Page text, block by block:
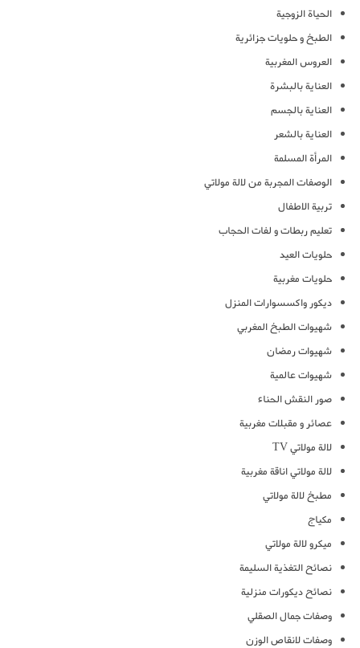
الحياة الزوجية
الطبخ و حلويات جزائرية
العروس المغربية
العناية بالبشرة
العناية بالجسم
العناية بالشعر
المرأة المسلمة
الوصفات المجربة من لالة مولاتي
تربية الاطفال
تعليم ربطات و لفات الحجاب
حلويات العيد
حلويات مغربية
ديكور واكسسوارات المنزل
شهيوات الطبخ المغربي
شهيوات رمضان
شهيوات عالمية
صور النقش الحناء
عصائر و مقبلات مغربية
لالة مولاتي TV
لالة مولاتي اناقة مغربية
مطبخ لالة مولاتي
مكياج
ميكرو لالة مولاتي
نصائح التغذية السليمة
نصائح ديكورات منزلية
وصفات جمال الصقلي
وصفات لانقاص الوزن